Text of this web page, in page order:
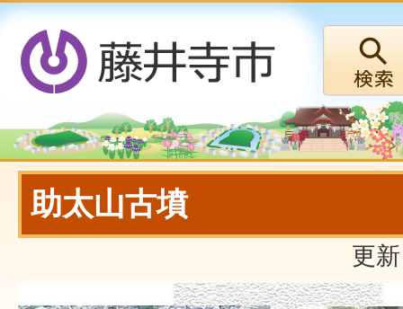
助太山古墳
更